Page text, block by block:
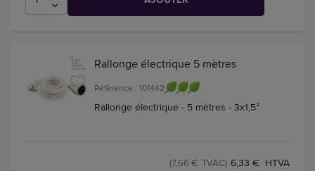
Rallonge électrique 5 mètres
Référence : 101442
Rallonge électrique - 5 mètres - 3x1,5²
6,33 € HTVA
(7,66 € TVAC)